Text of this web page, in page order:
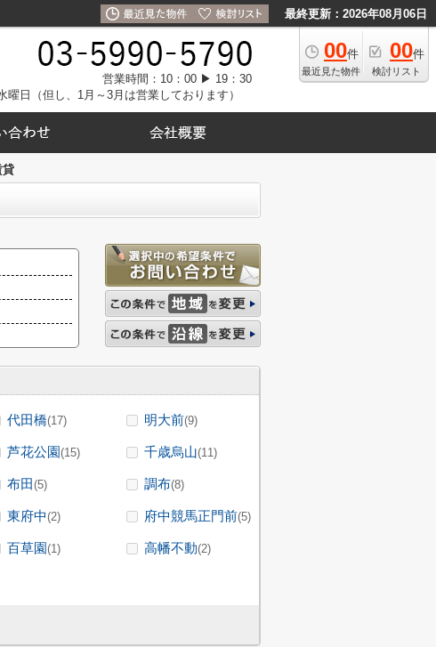
最終更新：2026年08月06日
00件
最近見た物件
00件
検討リスト
営業時間：10：00 ▶ 19：30
曜日（但し、1月～3月は営業しております）
貸
代田橋(17) 明大前(9)
芦花公園(15) 千歳烏山(11)
布田(5) 調布(8)
東府中(2) 府中競馬正門前(5)
百草園(1) 高幡不動(2)